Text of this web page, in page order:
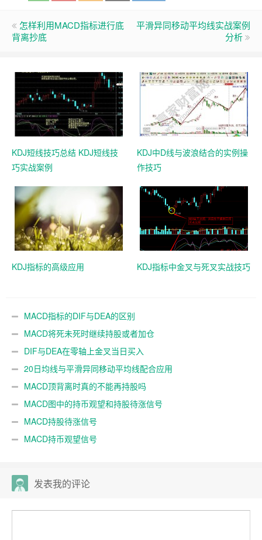
怎样利用MACD指标进行底
背离抄底
平滑异同移动平均线实战案例
分析
KDJ短线技巧总结 KDJ短线技
巧实战案例
KDJ中D线与波浪结合的实例操
作技巧
KDJ指标的高级应用 KDJ指标中金叉与死叉实战技巧
MACD指标的DIF与DEA的区别
MACD将死未死时继续持股或者加仓
DIF与DEA在零轴上金叉当日买入
20日均线与平滑异同移动平均线配合应用
MACD顶背离时真的不能再持股吗
MACD图中的持币观望和持股待涨信号
MACD持股待涨信号
MACD持币观望信号
发表我的评论